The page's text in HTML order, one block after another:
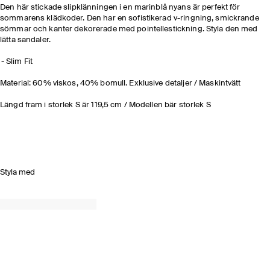
Den här stickade slipklänningen i en marinblå nyans är perfekt för
sommarens klädkoder. Den har en sofistikerad v-ringning, smickrande
sömmar och kanter dekorerade med pointellestickning. Styla den med
lätta sandaler.
Slim Fit
Material: 60% viskos, 40% bomull. Exklusive detaljer / Maskintvätt
Längd fram i storlek S är 119,5 cm / Modellen bär storlek S
Styla med